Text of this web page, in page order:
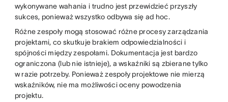
wykonywane wahania i trudno jest przewidzieć przyszły
sukces, ponieważ wszystko odbywa się ad hoc.
Różne zespoły mogą stosować różne procesy zarządzania
projektami, co skutkuje brakiem odpowiedzialności i
spójności między zespołami. Dokumentacja jest bardzo
ograniczona (lub nie istnieje), a wskaźniki są zbierane tylko
w razie potrzeby. Ponieważ zespoły projektowe nie mierzą
wskaźników, nie ma możliwości oceny powodzenia
projektu.